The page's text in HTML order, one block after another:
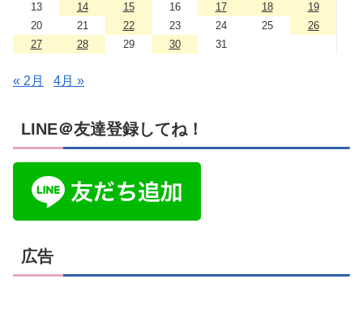
13
14 15 16 17 18
19
20
21 22 23 24 25
26
27
28 29 30 31
« 2月 4月 »
LINE＠友達登録してね！
広告